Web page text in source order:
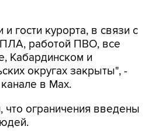
гости курорта, в связи с
работой ПВО, все
Кабардинском и
округах закрыты", -
в Max.
что ограничения введены